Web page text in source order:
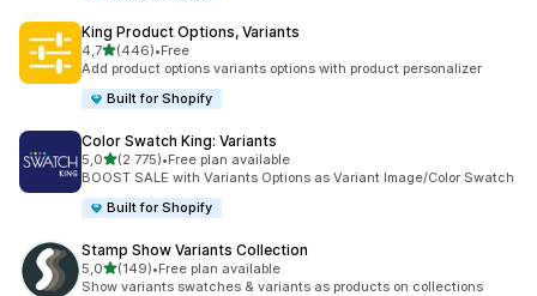
King Product Options, Variants
4,7na 5 gwiazdek
(446)
Łączna liczba recenzji: 446
•Free
Add product options variants options with product personalizer
Built for Shopify
Color Swatch King: Variants
5,0na 5 gwiazdek
(2 775)
Łączna liczba recenzji: 2775
•Free plan available
BOOST SALE with Variants Options as Variant Image/Color Swatch
Built for Shopify
Stamp Show Variants Collection
5,0na 5 gwiazdek
(149)
Łączna liczba recenzji: 149
•Free plan available
Show variants swatches & variants as products on collections